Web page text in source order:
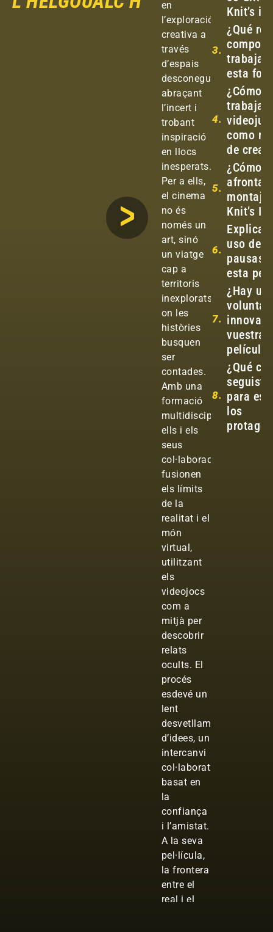
en
l’exploració
creativa a
través
d’espais
desconeguts,
abraçant
l’incert i
trobant
inspiració
en llocs
inesperats.
Per a ells,
el cinema
no és
només un
art, sinó
un viatge
cap a
territoris
inexplorats
on les
històries
busquen
ser
contades.
Amb una
formació
multidisciplinària,
ells i els
seus
col·laboradors
fusionen
els límits
de la
realitat i el
món
virtual,
utilitzant
els
videojocs
com a
mitjà per
descobrir
relats
ocults. El
procés
esdevé un
lent
desvetllament
d’idees, un
intercanvi
col·laboratiu
basat en
la
confiança
i l’amistat.
A la seva
pel·lícula,
la frontera
entre el
real i el
Knit’s
3.
¿Qué
trabajar
esta
4.
¿Cómo
trabajar
como
de
5.
¿Cómo
montaje
Knit’s
6. uso de
pausas
esta
7.
¿Hay
vuestras
8.
¿Qué
para
los